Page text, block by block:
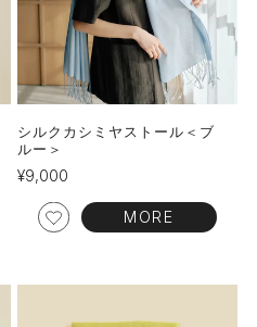
シルクカシミヤストール＜ブ
ルー＞
¥9,000
MORE